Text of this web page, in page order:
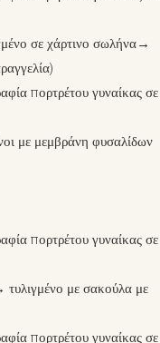
σε χάρτινο σωλήνα→
με μεμβράνη φυσαλίδων
τυλιγμένο με σακούλα με